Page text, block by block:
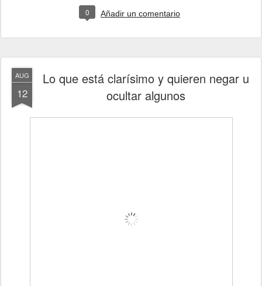
0 Añadir un comentario
AUG
12
Lo que está clarísimo y quieren negar u
ocultar algunos